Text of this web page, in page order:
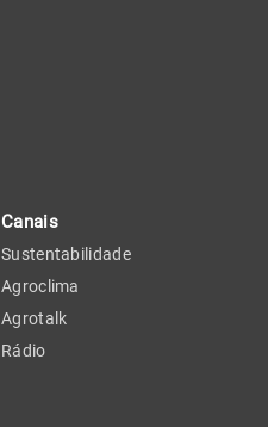
Canais
Sustentabilidade
Agroclima
Agrotalk
Rádio